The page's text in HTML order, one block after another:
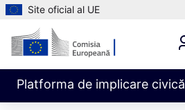
Site oficial al UE
Platforma de implicare civică